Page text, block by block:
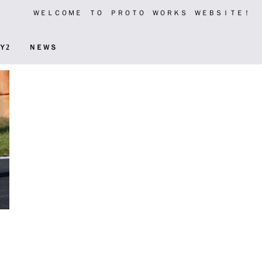
ＷＥＬＣＯＭＥ ＴＯ ＰＲＯＴＯ ＷＯＲＫＳ ＷＥＢＳＩＴＥ！
2 ＮＥＷＳ